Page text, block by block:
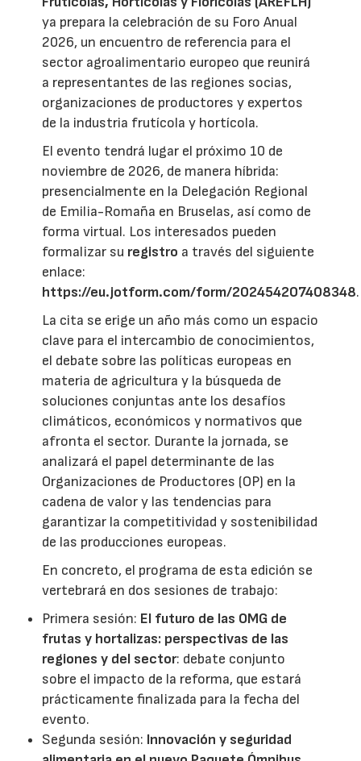
ya prepara la celebración de su Foro Anual
2026, un encuentro de referencia para el
sector agroalimentario europeo que reunirá
a representantes de las regiones socias,
organizaciones de productores y expertos
de la industria frutícola y hortícola.
El evento tendrá lugar el próximo 10 de
noviembre de 2026, de manera híbrida:
presencialmente en la Delegación Regional
de Emilia-Romaña en Bruselas, así como de
forma virtual. Los interesados pueden
formalizar su registro a través del siguiente
enlace:
https://eu.jotform.com/form/202454207408348.
La cita se erige un año más como un espacio
clave para el intercambio de conocimientos,
el debate sobre las políticas europeas en
materia de agricultura y la búsqueda de
soluciones conjuntas ante los desafíos
climáticos, económicos y normativos que
afronta el sector. Durante la jornada, se
analizará el papel determinante de las
Organizaciones de Productores (OP) en la
cadena de valor y las tendencias para
garantizar la competitividad y sostenibilidad
de las producciones europeas.
En concreto, el programa de esta edición se
vertebrará en dos sesiones de trabajo:
Primera sesión: El futuro de las OMG de
frutas y hortalizas: perspectivas de las
regiones y del sector: debate conjunto
sobre el impacto de la reforma, que estará
prácticamente finalizada para la fecha del
evento.
Segunda sesión: Innovación y seguridad